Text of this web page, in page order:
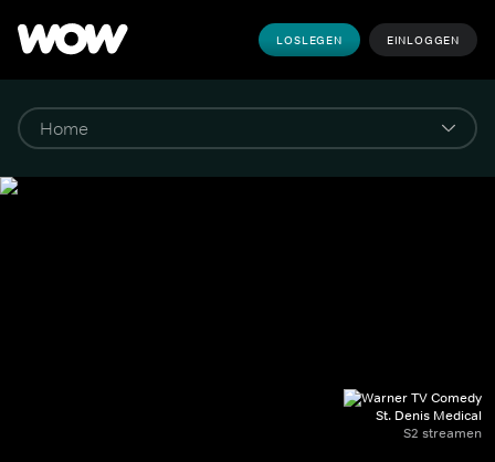
LOSLEGEN EINLOGGEN
St. Denis Medical
S2 streamen